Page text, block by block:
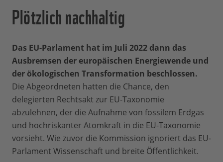
Plötzlich nachhaltig
Das EU-Parlament hat im Juli 2022 dann das
Ausbremsen der europäischen Energiewende und
der ökologischen Transformation beschlossen.
Die Abgeordneten hatten die Chance, den
delegierten Rechtsakt zur EU-Taxonomie
abzulehnen, der die Aufnahme von fossilem Erdgas
und hochriskanter Atomkraft in die EU-Taxonomie
vorsieht. Wie zuvor die Kommission ignoriert das EU-
Parlament Wissenschaft und breite Öffentlichkeit.